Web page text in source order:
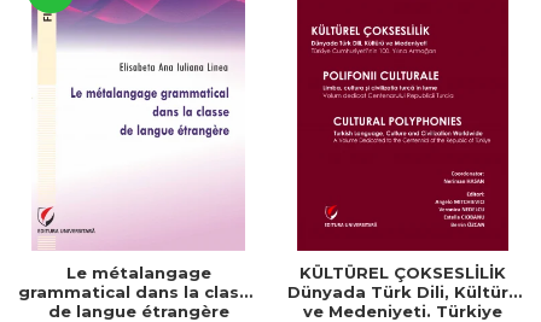
Le métalangage
grammatical dans la classe
de langue étrangère
KÜLTÜREL ÇOKSESLİLİK
Dünyada Türk Dili, Kültürü
ve Medeniyeti. Türkiye